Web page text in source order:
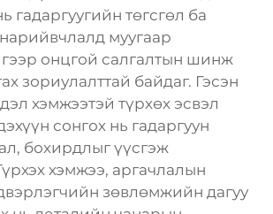
гадаргуугийн төгсгөл ба
муугаар
онцгой салгалтын шинж
зориулалттай байдаг. Гэсэн
хэмжээтэй түрхөх эсвэл
сонгох нь гадаргуун
бохирдлыг үүсгэж
хэмжээ, аргачлалын
зөвлөмжийн дагуу